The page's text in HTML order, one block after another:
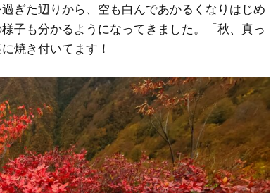
ぎた辺りから、空も白んであかるくなりはじめ
子も分かるようになってきました。「秋、真っ
焼き付いてます！